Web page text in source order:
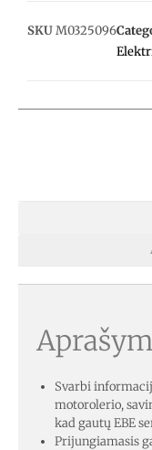
SKUM0325096
Svarbi
motorolerio,
kad gautų EBE
Prijungiamasis